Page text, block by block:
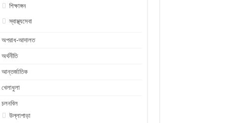
শিক্ষাঙ্গন
স্বাস্থ্যসেবা
অপরাধ-আদালত
অর্থনীতি
আন্তর্জাতিক
খেলাধুলা
চলনবিল
উল্লাপাড়া